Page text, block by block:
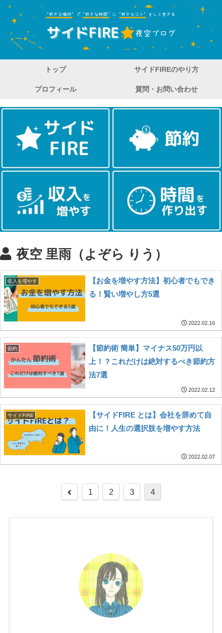
トップ サイドFIREのやり方
プロフィール 質問・お問い合わせ
夜空 里雨（よぞら りう）
収入を増やす
【お金を増やす方法】初心者でもでき
る！賢い増やし方5選
2022.02.16
節約
【節約術 簡単】マイナス50万円以
上！？これだけは絶対するべき節約方
法7選
2022.02.12
サイドFIRE
【サイドFIRE とは】会社を辞めて自
由に！人生の選択肢を増やす方法
2022.02.07
前
1 2 3 4